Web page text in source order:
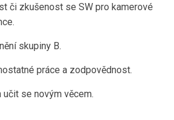
či zkušenost se SW pro kamerové
skupiny B.
práce a zodpovědnost.
učit se novým věcem.